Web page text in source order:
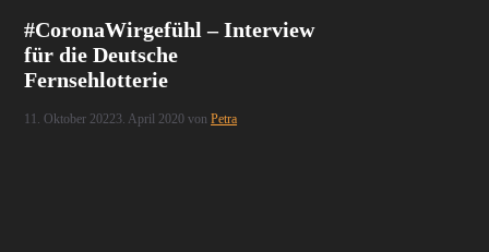
#CoronaWirgefühl – Interview
für die Deutsche
Fernsehlotterie
11. Oktober 20223. April 2020 vonPetra